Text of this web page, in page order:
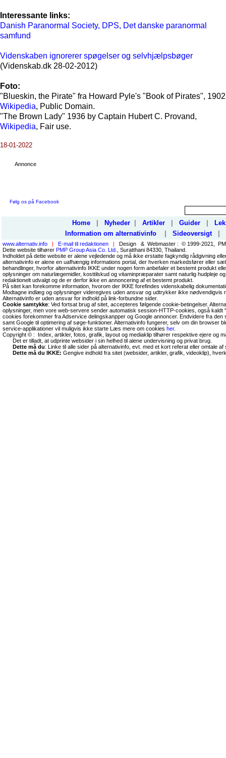
Interessante links:
Danish Paranormal Society, DPS, Det danske paranormal
samfund
Videnskaben ignorerer spøgelser og selvhjælpsbøger
(Videnskab.dk 28-02-2012)
Foto:
"Blueskin, the Pirate" fra Howard Pyle's "Book of Pirates",
Wikipedia, Public Domain.
"The Brown Lady" 1936 by Captain Hubert C. Provand,
Wikipedia, Fair use.
18-01-2022
Annonce
Følg os på Facebook
Home Nyheder Artikler Guider
Information om alternativinfo
Sideoversigt
www.alternativ.info | E-mail til redaktionen | Design & Webmaster : © 1999-2021,
Dette website tilhører PMP Group Asia Co. Ltd.
, Suratthani 84330, Thailand.
Indholdet på dette website er alene vejledende og må ikke erstatte fagkyndig rådgivning
alternativinfo er alene en uafhængig informations portal, der hverken markedsfører eller
behandlinger, hvorfor alternativinfo IKKE under nogen form anbefaler et bestemt produkt
oplysninger om naturlægemidler, kosttilskud og vitaminpræparater samt naturlig hudpleje
redaktionelt udvalgt og de er derfor ikke en annoncering af et bestemt produkt.
På sitet kan forekomme information, hvorom der IKKE forefindes videnskabelig
Modtagne indlæg og oplysninger videregives uden ansvar og udtrykker ikke nødvendigvis
Alternativinfo er uden ansvar for indhold på link-forbundne sider.
Cookie samtykke: Ved fortsat brug af sitet, accepteres følgende cookie-betingelser.
oplysninger, men vore web-servere sender automatisk session-HTTP-cookies, også kaldt
cookies forekommer fra Adservice delingskanpper og Google annoncer. Endvidere fra den
samt Google til optimering af søge-funktioner. Alternativinfo fungerer, selv om din browser
service-applikationer vil muligvis ikke starte Læs mere om cookies her.
Copyright © : Index, artikler, fotos, grafik, layout og mediaklip tilhører respektive ejere og
Det er tilladt, at udprinte websider i sin helhed til alene undervisning og privat brug.
Dette må du: Linke til alle sider på alternativinfo, evt. med et kort referat eller omtale af
Dette må du IKKE: Gengive indhold fra sitet (websider, artikler, grafik, videoklip),